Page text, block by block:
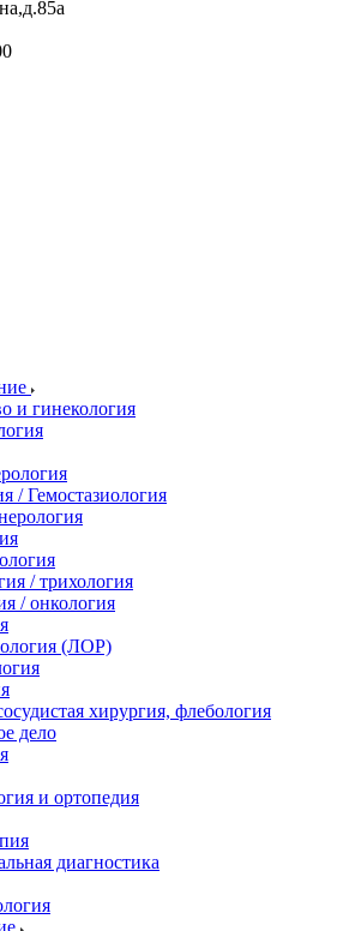
и гинекология
/ Гемостазиология
/ трихология
/ онкология
(ЛОР)
хирургия, флебология
дело
и ортопедия
диагностика